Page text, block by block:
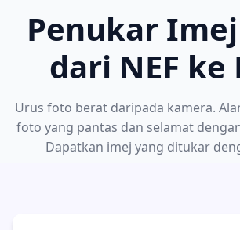
Penukar Imej
dari NEF ke
Urus foto berat daripada kamera.
foto yang pantas dan selamat
Dapatkan imej yang ditukar